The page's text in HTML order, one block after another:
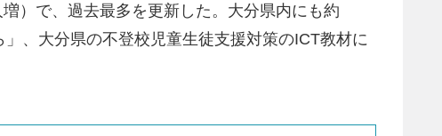
）で、過去最多を更新した。大分県内にも約
、大分県の不登校児童生徒支援対策のICT教材に